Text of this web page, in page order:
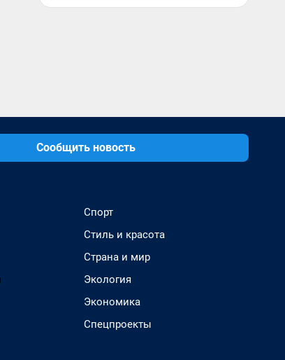
Сообщить новость
Спорт
Стиль и красота
Страна и мир
Экология
Экономика
Спецпроекты